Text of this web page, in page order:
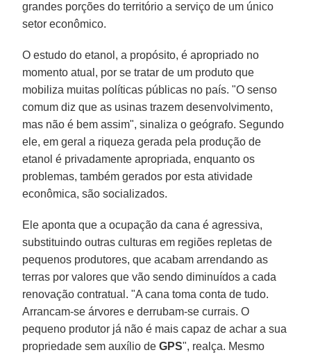
grandes porções do território a serviço de um único
setor econômico.
O estudo do etanol, a propósito, é apropriado no
momento atual, por se tratar de um produto que
mobiliza muitas políticas públicas no país. "O senso
comum diz que as usinas trazem desenvolvimento,
mas não é bem assim", sinaliza o geógrafo. Segundo
ele, em geral a riqueza gerada pela produção de
etanol é privadamente apropriada, enquanto os
problemas, também gerados por esta atividade
econômica, são socializados.
Ele aponta que a ocupação da cana é agressiva,
substituindo outras culturas em regiões repletas de
pequenos produtores, que acabam arrendando as
terras por valores que vão sendo diminuídos a cada
renovação contratual. "A cana toma conta de tudo.
Arrancam-se árvores e derrubam-se currais. O
pequeno produtor já não é mais capaz de achar a sua
propriedade sem auxílio deGPS", realça. Mesmo